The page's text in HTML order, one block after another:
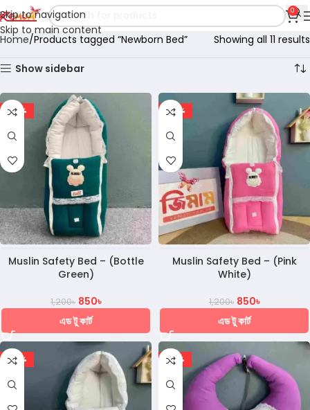
Skip to navigation
Skip to main content
0
Home Products tagged “Newborn Bed” Showing all 11 results
Show sidebar
-29%
Muslin Safety Bed – (Bottle
Green)
1,200৳ 850৳
এড টু কার্ট
-29%
Muslin Safety Bed – (Pink
White)
1,200৳ 850৳
এড টু কার্ট
-29% -37%